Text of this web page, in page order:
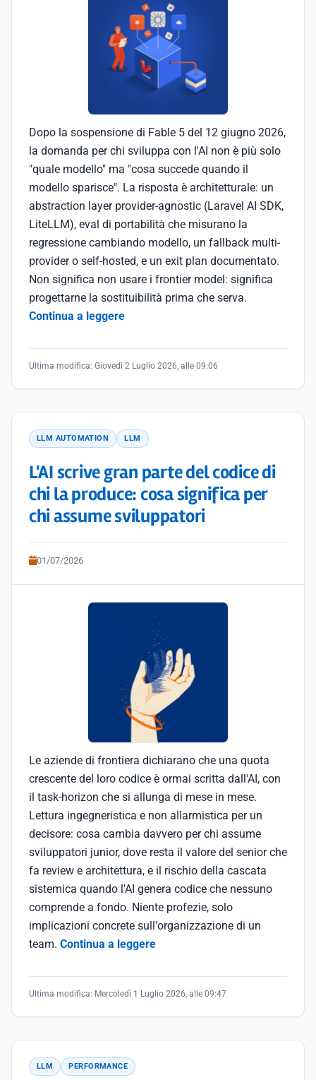
Dopo la sospensione di Fable 5 del 12 giugno 2026,
la domanda per chi sviluppa con l'AI non è più solo
"quale modello" ma "cosa succede quando il
modello sparisce". La risposta è architetturale: un
abstraction layer provider-agnostic (Laravel AI SDK,
LiteLLM), eval di portabilità che misurano la
regressione cambiando modello, un fallback multi-
provider o self-hosted, e un exit plan documentato.
Non significa non usare i frontier model: significa
progettarne la sostituibilità prima che serva.
Continua a leggere
Ultima modifica: Giovedì 2 Luglio 2026, alle 09:06
LLM AUTOMATION LLM
L'AI scrive gran parte del codice di
chi la produce: cosa significa per
chi assume sviluppatori
01/07/2026
Le aziende di frontiera dichiarano che una quota
crescente del loro codice è ormai scritta dall'AI, con
il task-horizon che si allunga di mese in mese.
Lettura ingegneristica e non allarmistica per un
decisore: cosa cambia davvero per chi assume
sviluppatori junior, dove resta il valore del senior che
fa review e architettura, e il rischio della cascata
sistemica quando l'AI genera codice che nessuno
comprende a fondo. Niente profezie, solo
implicazioni concrete sull'organizzazione di un
team. Continua a leggere
Ultima modifica: Mercoledì 1 Luglio 2026, alle 09:47
LLM PERFORMANCE